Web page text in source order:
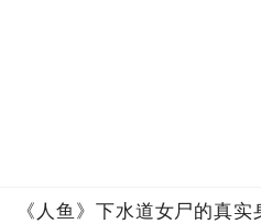
《人鱼》下水道女尸的真实